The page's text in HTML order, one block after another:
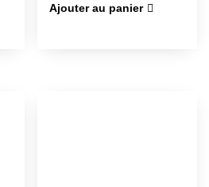
Ajouter au panier